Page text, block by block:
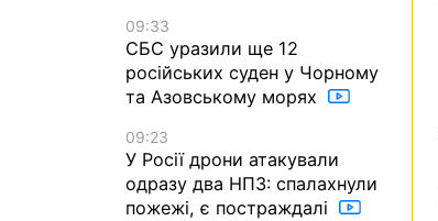
09:33
СБС уразили ще 12
російських суден у Чорному
та Азовському морях
09:23
У Росії дрони атакували
одразу два НПЗ: спалахнули
пожежі, є постраждалі